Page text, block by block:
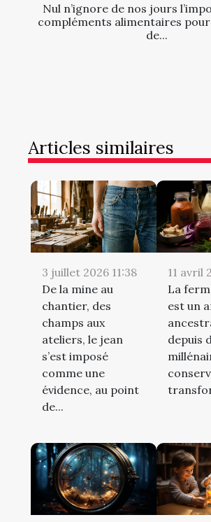
Nul n’ignore de nos jours
compléments alimentaires
de...
Articles similaires
3 juillet 2026 11:38
De la mine au
chantier, des
champs aux
ateliers, le jean
s’est imposé
comme une
évidence, au point
de...
11 avril
La
est un
depuis